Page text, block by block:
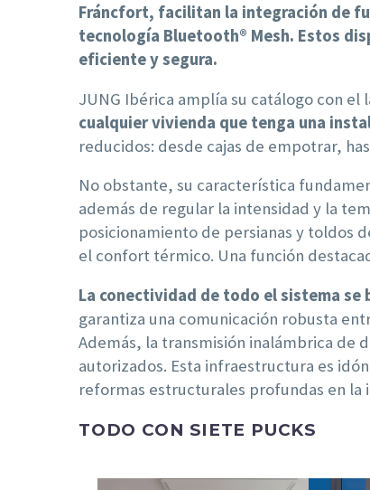
Fráncfort, facilitan la integración de
tecnología Bluetooth® Mesh. Estos
eficiente y segura.
JUNG Ibérica amplía su catálogo con
cualquier vivienda que tenga una
reducidos: desde cajas de empotrar,
No obstante, su característica
además de regular la intensidad y la
posicionamiento de persianas y toldos
el confort térmico. Una función
La conectividad de todo el sistema
garantiza una comunicación robusta
Además, la transmisión inalámbrica de
autorizados. Esta infraestructura es
reformas estructurales profundas en la
TODO CON SIETE PUCKS